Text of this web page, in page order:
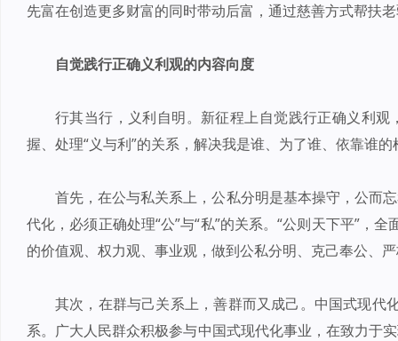
先富在创造更多财富的同时带动后富，通过慈善方式帮扶
自觉践行正确义利观的内容向度
行其当行，义利自明。新征程上自觉践行正确义利
握、处理“义与利”的关系，解决我是谁、为了谁、依靠谁
首先，在公与私关系上，公私分明是基本操守，公而
代化，必须正确处理“公”与“私”的关系。“公则天下平”，
的价值观、权力观、事业观，做到公私分明、克己奉公、
其次，在群与己关系上，善群而又成己。中国式现代
系。广大人民群众积极参与中国式现代化事业，在致力于